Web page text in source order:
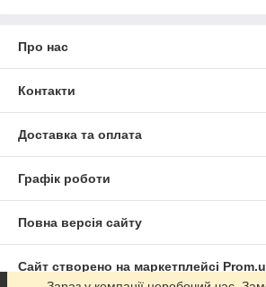
Про нас
Контакти
Доставка та оплата
Графік роботи
Повна версія сайту
Сайт створено на маркетплейсі